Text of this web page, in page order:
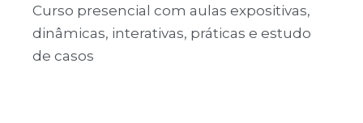
Curso presencial com aulas expositivas,
dinâmicas, interativas, práticas e estudo
de casos